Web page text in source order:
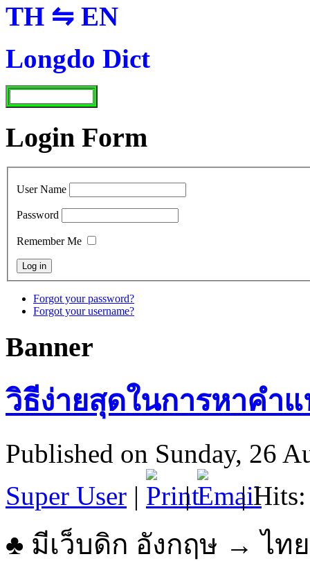
TH ⇋ EN
Longdo Dict
Login Form
User Name
Password
Remember Me
Forgot your password?
Forgot your username?
Banner
วิธีง่ายสุดในการหาคำ
Published on Sunday, 26
Super User | | | Hits:
♣ มีเว็บดิก อังกฤษ → ไท